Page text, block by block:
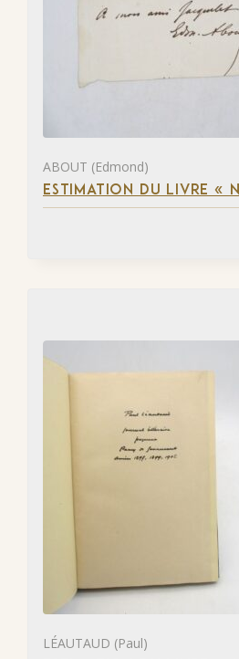
ABOUT (Edmond)
ESTIMATION DU LIVRE «
LÉAUTAUD (Paul)